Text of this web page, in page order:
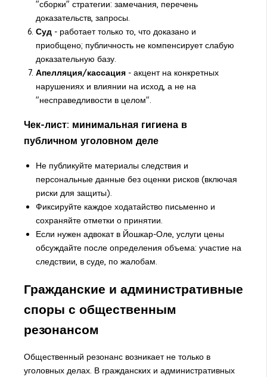
"сборки" стратегии: замечания, перечень
доказательств, запросы.
Суд- работает только то, что доказано и
приобщено; публичность не компенсирует слабую
доказательную базу.
Апелляция/кассация- акцент на конкретных
нарушениях и влиянии на исход, а не на
"несправедливости в целом".
Чек-лист: минимальная гигиена в
публичном уголовном деле
Не публикуйте материалы следствия и
персональные данные без оценки рисков (включая
риски для защиты).
Фиксируйте каждое ходатайство письменно и
сохраняйте отметки о принятии.
Если нужен адвокат в Йошкар-Оле, услуги цены
обсуждайте после определения объема: участие на
следствии, в суде, по жалобам.
Гражданские и административные
споры с общественным
резонансом
Общественный резонанс возникает не только в
уголовных делах. В гражданских и административных